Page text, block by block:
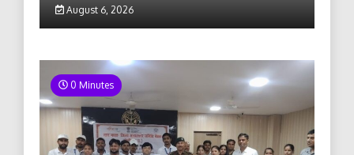
August 6, 2026
0 Minutes